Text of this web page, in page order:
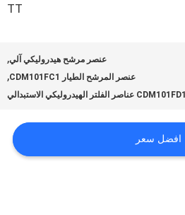
TT
عنصر مرشح هيدروليكي آلي,
عنصر المرشح الطيار CDM101FC1 ,
CDM101FD1 عناصر الفلتر الهيدروليكي الاستبدالي
افضل سعر